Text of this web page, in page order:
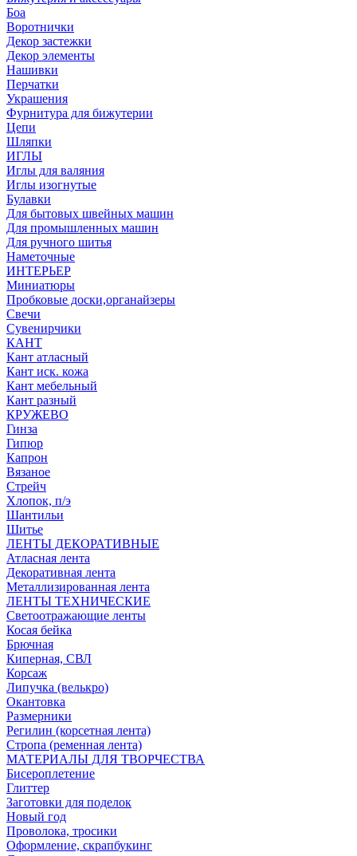
Боа
Воротнички
Декор застежки
Декор элементы
Нашивки
Перчатки
Украшения
Фурнитура для бижутерии
Цепи
Шляпки
ИГЛЫ
Иглы для валяния
Иглы изогнутые
Булавки
Для бытовых швейных машин
Для промышленных машин
Для ручного шитья
Наметочные
ИНТЕРЬЕР
Миниатюры
Пробковые доски,органайзеры
Свечи
Сувенирчики
КАНТ
Кант атласный
Кант иск. кожа
Кант мебельный
Кант разный
КРУЖЕВО
Гинза
Гипюр
Капрон
Вязаное
Стрейч
Хлопок, п/э
Шантильи
Шитье
ЛЕНТЫ ДЕКОРАТИВНЫЕ
Атласная лента
Декоративная лента
Металлизированная лента
ЛЕНТЫ ТЕХНИЧЕСКИЕ
Светоотражающие ленты
Косая бейка
Брючная
Киперная, СВЛ
Корсаж
Липучка (велькро)
Окантовка
Размерники
Регилин (корсетная лента)
Стропа (ременная лента)
МАТЕРИАЛЫ ДЛЯ ТВОРЧЕСТВА
Бисероплетение
Глиттер
Заготовки для поделок
Новый год
Проволока, тросики
Оформление, скрапбукинг